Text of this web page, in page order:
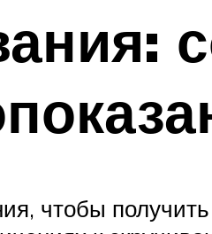
чтобы